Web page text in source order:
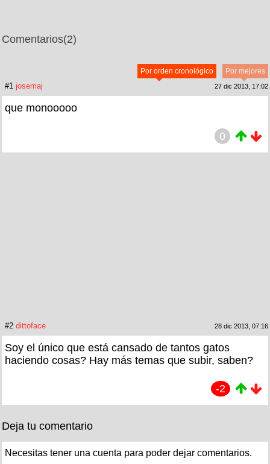
Comentarios(2)
Por mejores
Por orden cronológico
#1 josemaj 27 dic 2013, 17:02
que monooooo
0
#2 dittoface 28 dic 2013, 07:16
Soy el único que está cansado de tantos gatos
haciendo cosas? Hay más temas que subir, saben?
-2
Deja tu comentario
Necesitas tener una cuenta para poder dejar comentarios.